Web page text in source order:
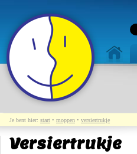
Je bent hier: start • moppen • versiertrukje
Versiertrukje